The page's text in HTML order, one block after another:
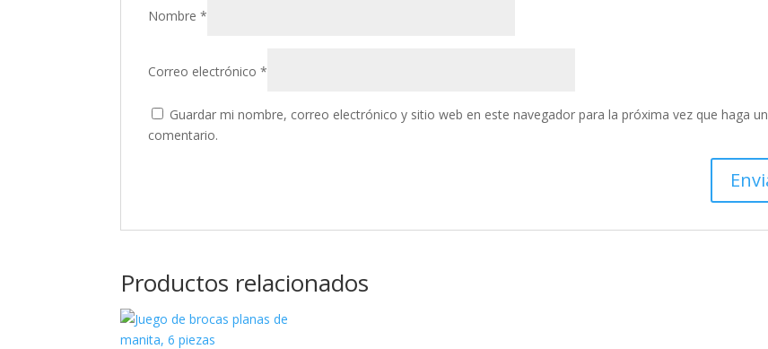
Nombre*
Correo electrónico*
Guardar mi nombre, correo electrónico y sitio web en este navegador para la próxima vez que haga un
comentario.
Productos relacionados